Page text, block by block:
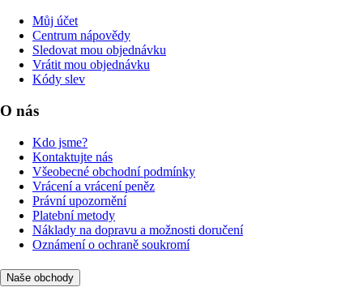
Můj účet
Centrum nápovědy
Sledovat mou objednávku
Vrátit mou objednávku
Kódy slev
O nás
Kdo jsme?
Kontaktujte nás
Všeobecné obchodní podmínky
Vrácení a vrácení peněz
Právní upozornění
Platební metody
Náklady na dopravu a možnosti doručení
Oznámení o ochraně soukromí
Naše obchody